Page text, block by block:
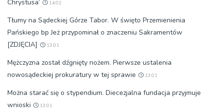
Chrystusa’
14:02
Tłumy na Sądeckiej Górze Tabor. W święto Przemienienia
Pańskiego bp Jeż przypominał o znaczeniu Sakramentów
[ZDJĘCIA]
13:01
Mężczyzna został dźgnięty nożem. Pierwsze ustalenia
nowosądeckiej prokuratury w tej sprawie
13:01
Można starać się o stypendium. Diecezjalna fundacja przyjmuje
wnioski
13:01